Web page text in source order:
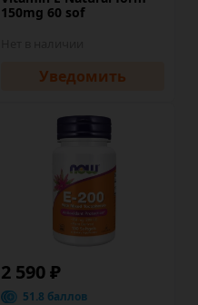
150mg 60 sof
Уведомить
2 590 ₽
51.8 баллов